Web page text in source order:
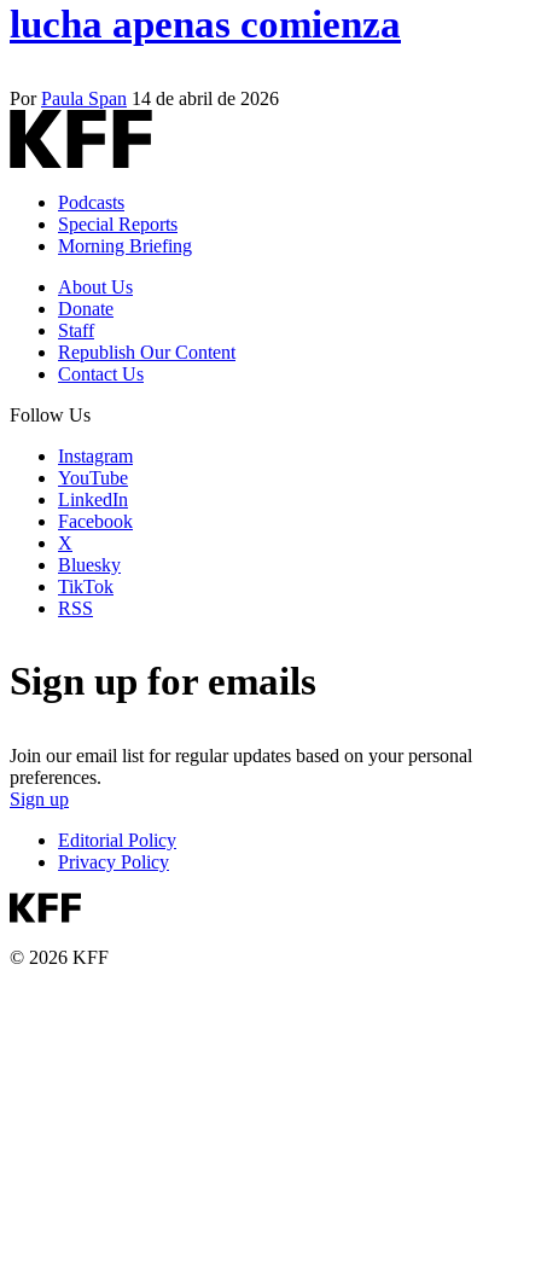
lucha apenas comienza
PorPaula Span 14 de abril de 2026
Podcasts
Special Reports
Morning Briefing
About Us
Donate
Staff
Republish Our Content
Contact Us
Follow Us
Instagram
YouTube
LinkedIn
Facebook
X
Bluesky
TikTok
RSS
Sign up for emails
Join our email list for regular updates based on your personal
preferences.
Sign up
Editorial Policy
Privacy Policy
© 2026 KFF